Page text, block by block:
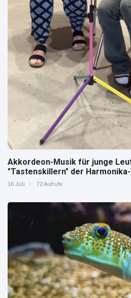
Akkordeon-Musik für junge
"Tastenskillern" der
zeigt, wie "jung" das Instrument
16 Juli 72 Aufrufe